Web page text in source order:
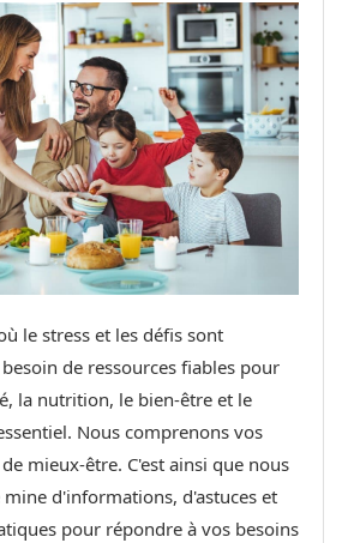
le stress et les défis sont
de ressources fiables pour
la nutrition, le bien-être et le
Nous comprenons vos
mieux-être. C'est ainsi que nous
d'informations, d'astuces et
pour répondre à vos besoins